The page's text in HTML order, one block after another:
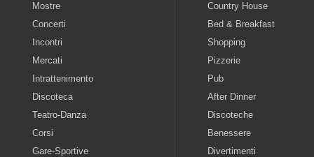
Mostre
Concerti
Incontri
Mercati
Intrattenimento
Discoteca
Teatro-Danza
Corsi
Gare-Sportive
Country House
Bed & Breakfast
Shopping
Pizzerie
Pub
After Dinner
Discoteche
Benessere
Divertimenti